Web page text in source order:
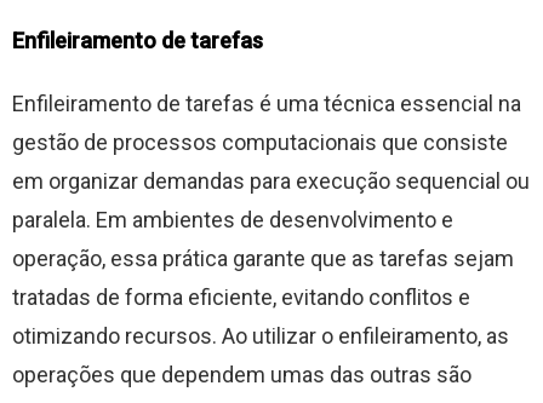
Enfileiramento de tarefas
Enfileiramento de tarefas é uma técnica essencial na
gestão de processos computacionais que consiste
em organizar demandas para execução sequencial ou
paralela. Em ambientes de desenvolvimento e
operação, essa prática garante que as tarefas sejam
tratadas de forma eficiente, evitando conflitos e
otimizando recursos. Ao utilizar o enfileiramento, as
operações que dependem umas das outras são